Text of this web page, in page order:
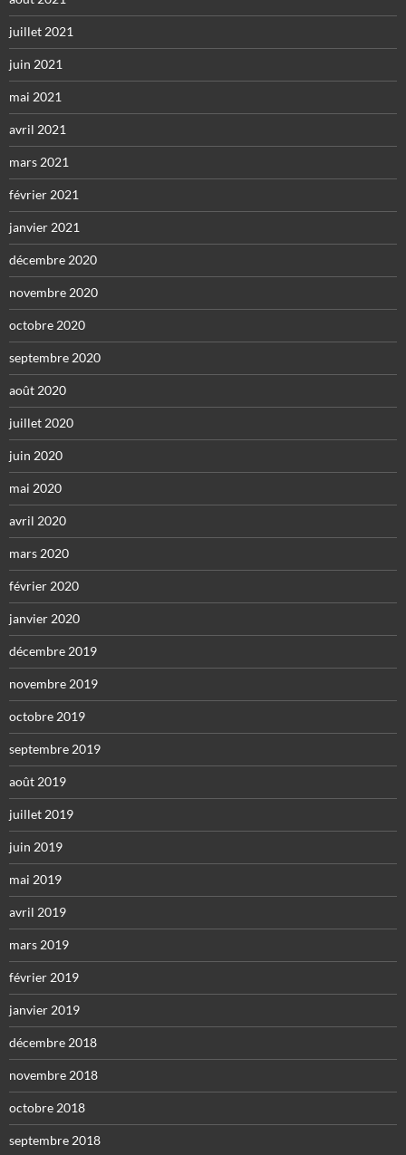
juillet 2021
juin 2021
mai 2021
avril 2021
mars 2021
février 2021
janvier 2021
décembre 2020
novembre 2020
octobre 2020
septembre 2020
août 2020
juillet 2020
juin 2020
mai 2020
avril 2020
mars 2020
février 2020
janvier 2020
décembre 2019
novembre 2019
octobre 2019
septembre 2019
août 2019
juillet 2019
juin 2019
mai 2019
avril 2019
mars 2019
février 2019
janvier 2019
décembre 2018
novembre 2018
octobre 2018
septembre 2018